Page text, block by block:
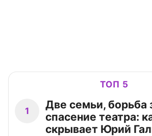
ТОП 5
1
Две семьи, борьба
спасение театра:
скрывает Юрий